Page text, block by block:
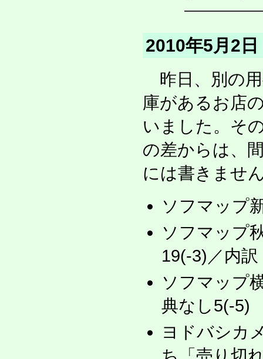
2010年5月2
昨日、別の用
庫があるお店
いました。そ
の差からは、
には書きませ
ソフマップ
ソフマップ
19(-3)／内
ソフマップ
典なし5(-5)
ヨドバシカ